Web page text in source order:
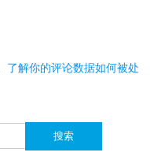
了解你的评论数据如何被处